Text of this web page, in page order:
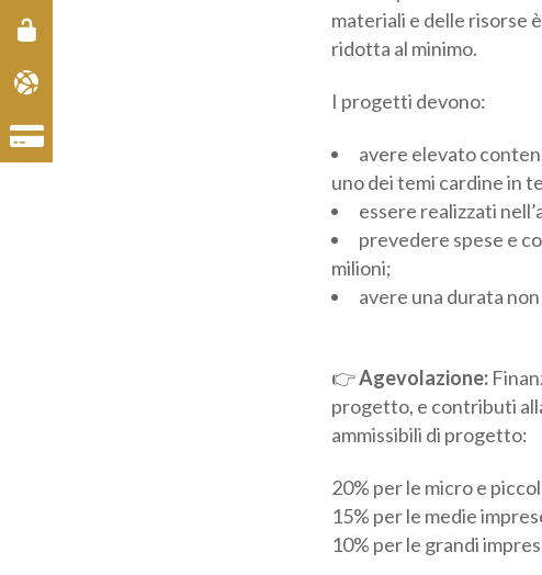
materiali e delle risorse
ridotta al minimo.
I progetti devono:
avere elevato
uno dei temi cardine in
essere realizzati
prevedere spese e
milioni;
avere una durata
👉 Agevolazione:
progetto, e contributi
ammissibili di progetto:
20% per le micro e
15% per le medie
10% per le grandi